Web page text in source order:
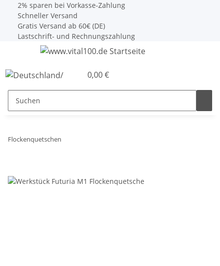
2% sparen bei Vorkasse-Zahlung
Schneller Versand
Gratis Versand ab 60€ (DE)
Lastschrift- und Rechnungszahlung
0,00 €
Flockenquetschen